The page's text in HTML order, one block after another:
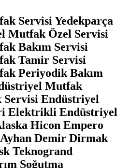
Servisi Yedekparça
Mutfak Özel Servisi
Bakım Servisi
Tamir Servisi
Periyodik Bakım
Mutfak
Servisi Endüstriyel
Elektrikli Endüstriyel
Hicon Empero
Demir Dirmak
Teknogrand
Soğutma